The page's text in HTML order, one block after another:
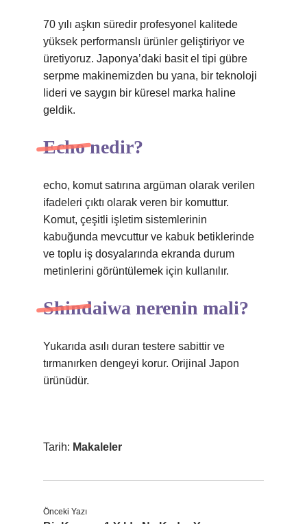
70 yılı aşkın süredir profesyonel kalitede
yüksek performanslı ürünler geliştiriyor ve
üretiyoruz. Japonya’daki basit el tipi gübre
serpme makinemizden bu yana, bir teknoloji
lideri ve saygın bir küresel marka haline
geldik.
Echo nedir?
echo, komut satırına argüman olarak verilen
ifadeleri çıktı olarak veren bir komuttur.
Komut, çeşitli işletim sistemlerinin
kabuğunda mevcuttur ve kabuk betiklerinde
ve toplu iş dosyalarında ekranda durum
metinlerini görüntülemek için kullanılır.
Shindaiwa nerenin mali?
Yukarıda asılı duran testere sabittir ve
tırmanırken dengeyi korur. Orijinal Japon
ürünüdür.
Tarih: Makaleler
Önceki Yazı